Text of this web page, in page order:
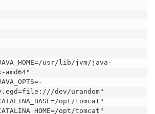
usr/lib/jvm/java-
dev/urandom"
opt/tomcat"
opt/tomcat"